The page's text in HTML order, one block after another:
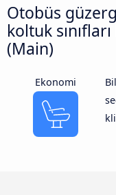
Otobüs
koltuk
(Main)
Ekonomi